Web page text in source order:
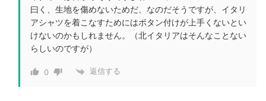
曰く、生地を傷めないためだ、なのだそうですが、イタリ
アシャツを着こなすためにはボタン付けが上手くないとい
けないのかもしれません。（北イタリアはそんなことない
らしいのですが）
0 返信する